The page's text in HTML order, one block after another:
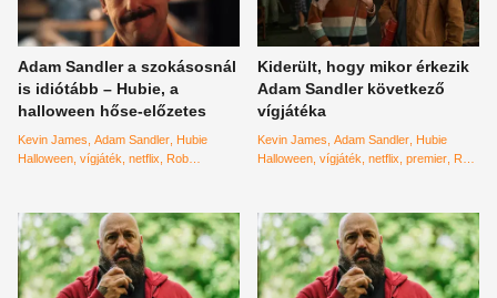
Adam Sandler a szokásosnál
is idiótább – Hubie, a
halloween hőse-előzetes
Kevin James Adam Sandler Hubie
Halloween vígjáték netflix
Rob
Kiderült, hogy mikor érkezik
Adam Sandler következő
vígjátéka
Kevin James Adam Sandler Hubie
Halloween vígjáték netflix premier Rob